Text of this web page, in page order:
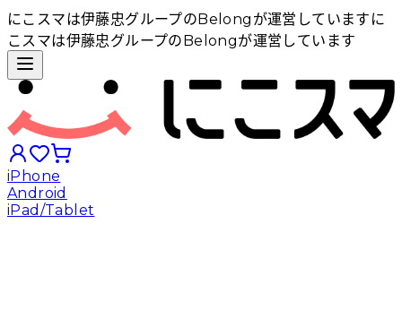
にこスマは伊藤忠グループのBelongが運営しています に
こスマは伊藤忠グループのBelongが運営しています
iPhone
Android
iPad/Tablet